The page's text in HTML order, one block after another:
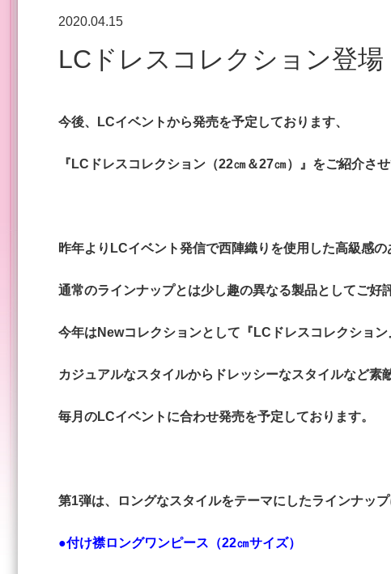
2020.04.15
LCドレスコレクション登場
今後、LCイベントから発売を予定しております、
『LCドレスコレクション（22㎝＆27㎝）』をご紹介させ
昨年よりLCイベント発信で西陣織りを使用した高級感の
通常のラインナップとは少し趣の異なる製品としてご好
今年は Newコレクションとして『LCドレスコレクショ
カジュアルなスタイルからドレッシーなスタイルなど素
毎月のLCイベントに合わせ発売を予定しております。
第1弾は、ロングなスタイルをテーマにしたラインナップ
●付け襟ロングワンピース（22㎝サイズ）